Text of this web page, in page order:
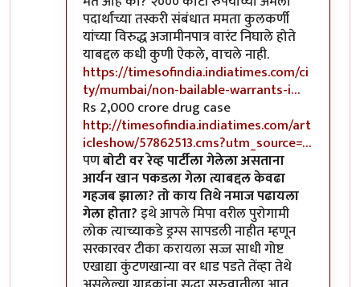
पदार्थांच्या तस्करी संबंधात ममता कुलकर्णी
यांच्या विरुद्ध अजामीनपात्र वारंट निघाले होते
याबद्दल कधी कुणी ऐकले, वाचले नाही.
https://timesofindia.indiatimes.com/ci
ty/mumbai/non-bailable-warrants-i…
Rs 2,000 crore drug case
http://timesofindia.indiatimes.com/art
icleshow/57862513.cms?utm_source=…
पणबोटी वर रेव्ह पार्टीला गेलेला असताना
आर्यन खान पकडला गेला त्याबद्दल केवढा
गहजब झाला? तो काय तिथे नमाज पढायला
गेला होता?इथे आपले मिपा वरील पुरोगामी
लोक त्याच्याकडे ड्रग्स सापडली नाहीत म्हणून
सरकारवर टीका करायला सज्ज साधी गोष्ट
एखाद्या कुंटणखान्या वर धाड पडते तेंव्हा तेथे